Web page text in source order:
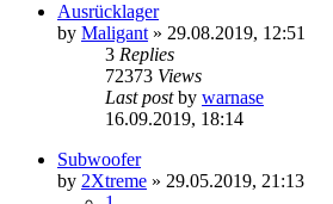
Ausrücklager
by Maligant » 29.08.2019, 12:51
3 Replies
72373 Views
Last postby warnase
16.09.2019, 18:14
Subwoofer
by 2Xtreme » 29.05.2019, 21:13